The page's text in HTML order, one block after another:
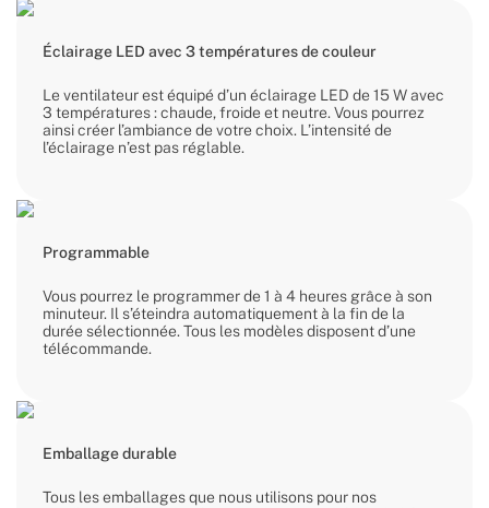
Éclairage LED avec 3 températures de couleur
Le ventilateur est équipé d’un éclairage LED de 15 W avec
3 températures : chaude, froide et neutre. Vous pourrez
ainsi créer l’ambiance de votre choix. L’intensité de
l’éclairage n’est pas réglable.
Programmable
Vous pourrez le programmer de 1 à 4 heures grâce à son
minuteur. Il s’éteindra automatiquement à la fin de la
durée sélectionnée. Tous les modèles disposent d’une
télécommande.
Emballage durable
Tous les emballages que nous utilisons pour nos